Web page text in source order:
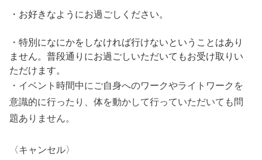
・お好きなようにお過ごしください。
・特別になにかをしなければ行けないということはあり
ません。普段通りにお過ごしいただいてもお受け取りい
ただけます。
・イベント時間中にご自身へのワークやライトワークを
意識的に行ったり、体を動かして行っていただいても問
題ありません。
〈キャンセル〉